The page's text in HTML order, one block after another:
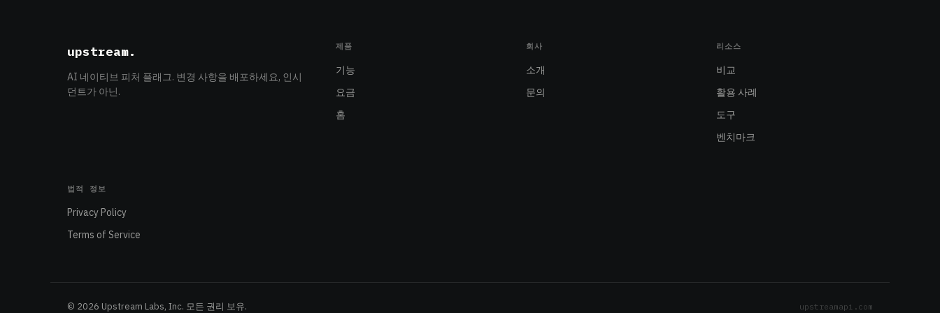
upstream.
AI 네이티브 피처 플래그. 변경 사항을 배포하세요, 인시
던트가 아닌.
제품
기능
요금
홈
회사
소개
문의
리소스
비교
활용 사례
도구
벤치마크
법적 정보
Privacy Policy
Terms of Service
© 2026 Upstream Labs, Inc. 모든 권리 보유. upstreamapi.com